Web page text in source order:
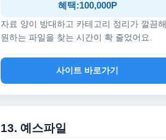
혜택:100,000P
자료 양이 방대하고 카테고리 정리가 깔끔해
원하는 파일을 찾는 시간이 확 줄었어요.
사이트 바로가기
13. 예스파일